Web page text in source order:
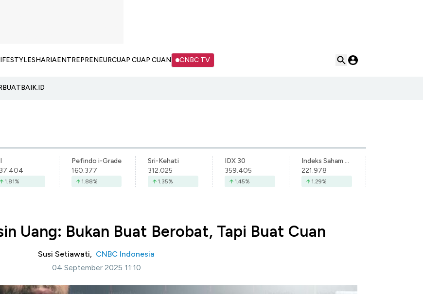
SHARIAENTREPRENEURCUAP CUAP CUAN CNBC TV
1.81%
Pefindo i-Grade
160.377
1.88%
Sri-Kehati
312.025
1.35%
IDX 30
359.405
1.45%
Indeks Saham Syariah Indonesia
221.978
1.29%
Uang: Bukan Buat Berobat, Tapi Buat Cuan
Susi Setiawati, CNBC Indonesia
04 September 2025 11:10